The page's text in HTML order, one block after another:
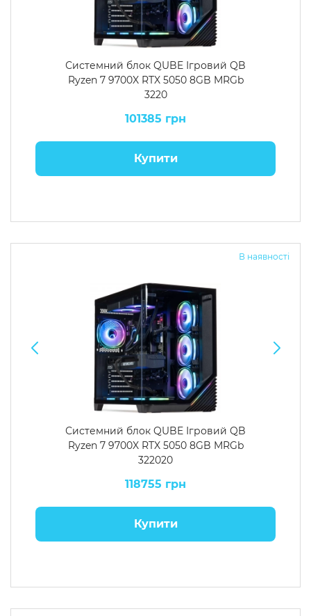
Системний блок QUBE Ігровий QB
Ryzen 7 9700X RTX 5050 8GB MRGb
3220
101385 грн
Купити
В наявності
Системний блок QUBE Ігровий QB
Ryzen 7 9700X RTX 5050 8GB MRGb
322020
118755 грн
Купити